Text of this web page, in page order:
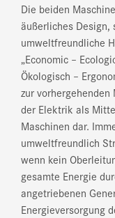
Die beiden
äußerliches Design,
umweltfreundliche
„Economic –
Ökologisch –
zur
der Elektrik als
Maschinen dar.
umweltfreundlich
wenn kein
gesamte Energie
angetriebenen
Energieversorgung